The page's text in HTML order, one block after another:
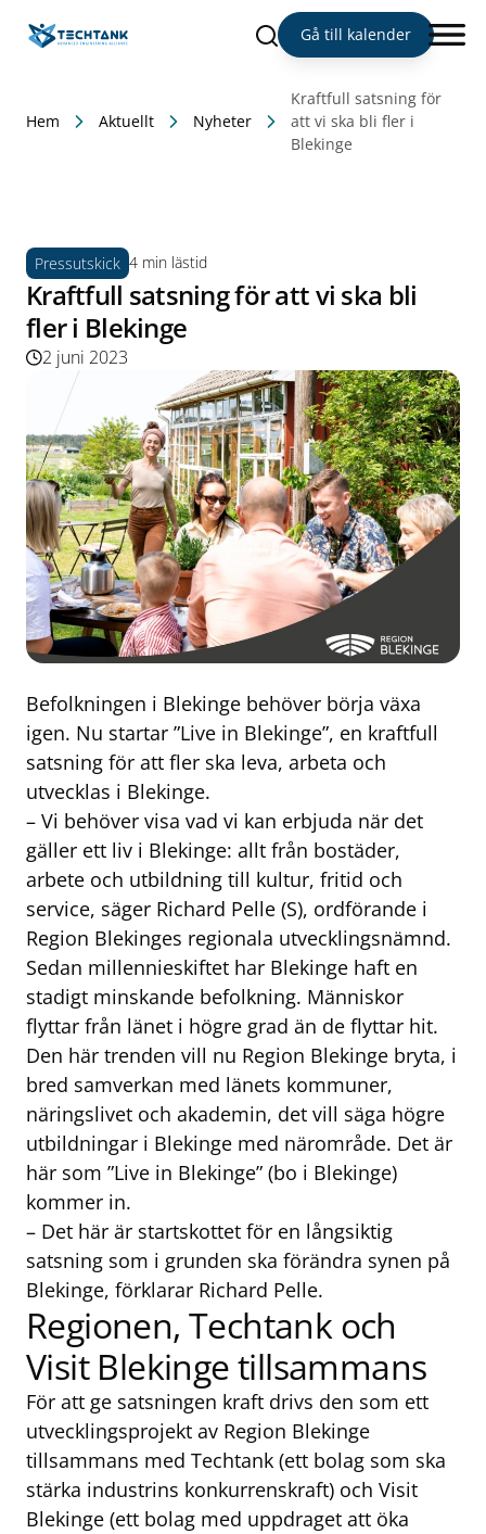
Sök Gå till kalender
Hem Aktuellt Nyheter
Kraftfull satsning för
att vi ska bli fler i
Blekinge
Pressutskick 4 min lästid
Kraftfull satsning för att vi ska bli
fler i Blekinge
2 juni 2023
Befolkningen i Blekinge behöver börja växa
igen. Nu startar ”Live in Blekinge”, en kraftfull
satsning för att fler ska leva, arbeta och
utvecklas i Blekinge.
– Vi behöver visa vad vi kan erbjuda när det
gäller ett liv i Blekinge: allt från bostäder,
arbete och utbildning till kultur, fritid och
service, säger Richard Pelle (S), ordförande i
Region Blekinges regionala utvecklingsnämnd.
Sedan millennieskiftet har Blekinge haft en
stadigt minskande befolkning. Människor
flyttar från länet i högre grad än de flyttar hit.
Den här trenden vill nu Region Blekinge bryta, i
bred samverkan med länets kommuner,
näringslivet och akademin, det vill säga högre
utbildningar i Blekinge med närområde. Det är
här som ”Live in Blekinge” (bo i Blekinge)
kommer in.
– Det här är startskottet för en långsiktig
satsning som i grunden ska förändra synen på
Blekinge, förklarar Richard Pelle.
Regionen, Techtank och
Visit Blekinge tillsammans
För att ge satsningen kraft drivs den som ett
utvecklingsprojekt av Region Blekinge
tillsammans med Techtank (ett bolag som ska
stärka industrins konkurrenskraft) och Visit
Blekinge (ett bolag med uppdraget att öka